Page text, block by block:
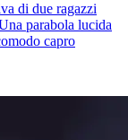
di due ragazzi
parabola lucida
capro